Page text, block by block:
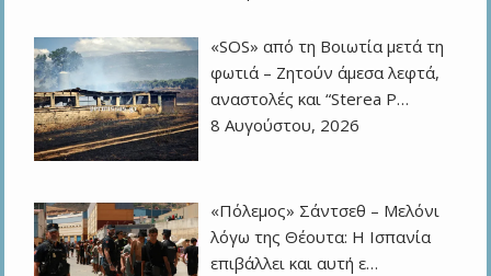
«SOS» από τη Βοιωτία μετά τη
φωτιά – Ζητούν άμεσα λεφτά,
αναστολές και “Sterea P…
8 Αυγούστου, 2026
«Πόλεμος» Σάντσεθ – Μελόνι
λόγω της Θέουτα: Η Ισπανία
επιβάλλει και αυτή ε…